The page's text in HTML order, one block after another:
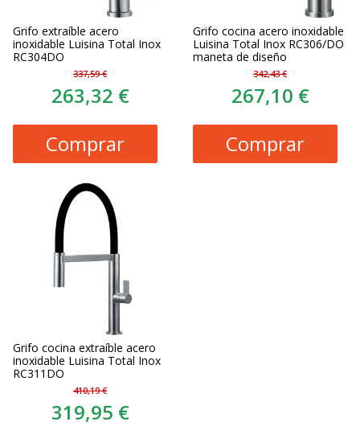
Grifo extraíble acero
inoxidable Luisina Total Inox
RC304DO
337,59 €
263,32 €
Comprar
Grifo cocina acero inoxidable
Luisina Total Inox RC306/DO
maneta de diseño
342,43 €
267,10 €
Comprar
Grifo cocina extraíble acero
inoxidable Luisina Total Inox
RC311DO
410,19 €
319,95 €